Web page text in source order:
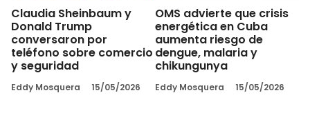
Claudia Sheinbaum y
Donald Trump
conversaron por
teléfono sobre comercio
y seguridad
Eddy Mosquera 15/05/2026
OMS advierte que crisis
energética en Cuba
aumenta riesgo de
dengue, malaria y
chikungunya
Eddy Mosquera 15/05/2026